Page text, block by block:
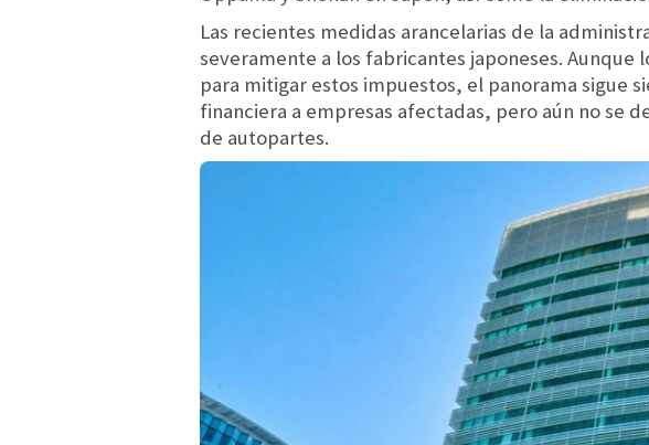
Las recientes medidas arancelarias de la
severamente a los fabricantes japoneses. Aunque
para mitigar estos impuestos, el panorama sigue
financiera a empresas afectadas, pero aún no se
de autopartes.